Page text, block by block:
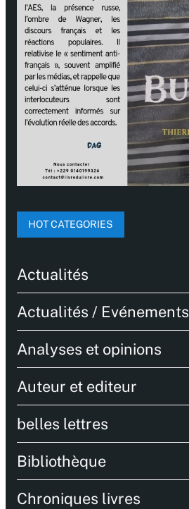
HOT CATEGORIES
Actualités
Actualités / Evénements
Analyses et opinions
Auteur et editeur
belles lettres
Bibliothèque
Chroniques livres